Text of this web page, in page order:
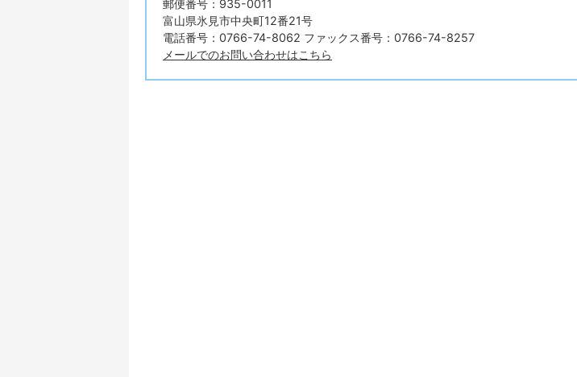
郵便番号：935-0011
富山県氷見市中央町12番21号
電話番号：0766-74-8062 ファックス番号：0766-74-8257
メールでのお問い合わせはこちら